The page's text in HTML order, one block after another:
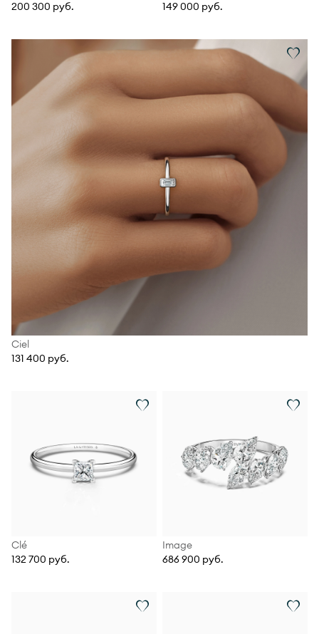
200 300 руб. 149 000 руб.
Ciel
131 400 руб.
Clé
132 700 руб.
Image
686 900 руб.